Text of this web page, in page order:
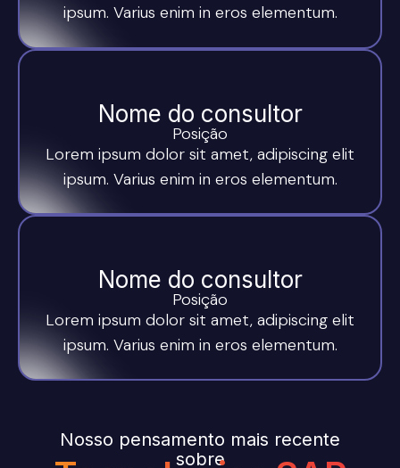
ipsum. Varius enim in eros elementum.
Nome do consultor
Posição
Lorem ipsum dolor sit amet, adipiscing elit
ipsum. Varius enim in eros elementum.
Nome do consultor
Posição
Lorem ipsum dolor sit amet, adipiscing elit
ipsum. Varius enim in eros elementum.
Nosso pensamento mais recente
sobre